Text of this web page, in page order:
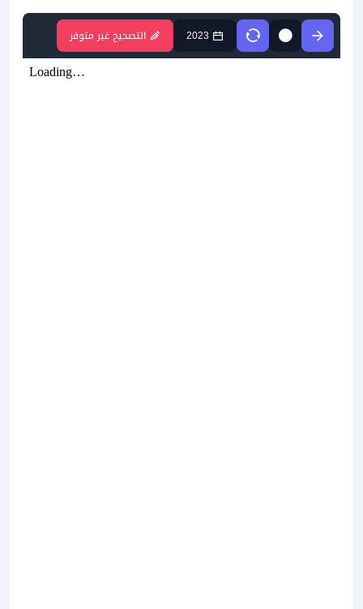
2023 التصحيح غير متوفر